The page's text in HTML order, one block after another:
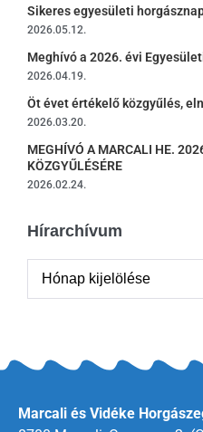
Sikeres egyesületi
2026.05.12.
Meghívó a 2026. évi
2026.04.19.
Öt évet értékelő közgyűlés,
2026.03.20.
MEGHÍVÓ A MARCALI HE.
KÖZGYŰLÉSÉRE
2026.02.24.
Hírarchívum
Marcali és Vidéke